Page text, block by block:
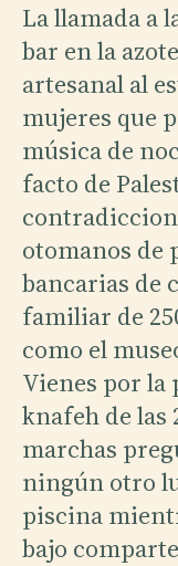
La llamada a
bar en la
artesanal al
mujeres que
música de
facto de
otomanos de
bancarias de
familiar de
como el
Vienes por la
knafeh de las
marchas
ningún otro
piscina
bajo